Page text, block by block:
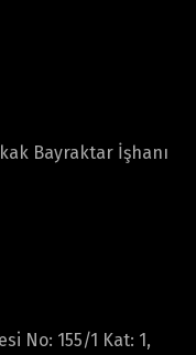
Bayraktar İşhanı
No: 155/1 Kat: 1,